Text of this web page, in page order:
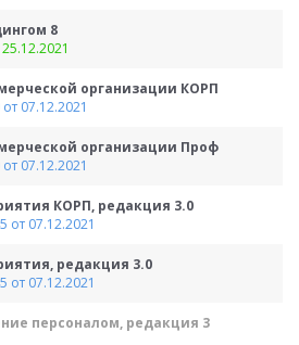
8
организации КОРП
07.12.2021
организации Проф
07.12.2021
КОРП, редакция 3.0
от 07.12.2021
редакция 3.0
от 07.12.2021
персоналом, редакция 3